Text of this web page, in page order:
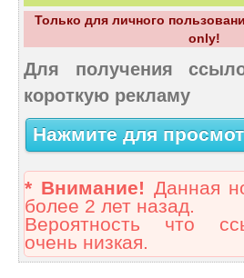
Только для личного
only!
Для получения
короткую рекламу
Нажмите для
* Внимание! Данная
более 2 лет назад.
Вероятность что
очень низкая.